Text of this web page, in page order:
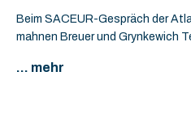
Beim SACEUR-Gespräch der
mahnen Breuer und Grynkewich
... mehr